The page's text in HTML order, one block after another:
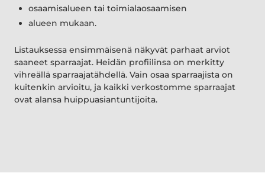
osaamisalueen tai toimialaosaamisen
alueen mukaan.
Listauksessa ensimmäisenä näkyvät parhaat arviot
saaneet sparraajat. Heidän profiilinsa on merkitty
vihreällä sparraajatähdellä. Vain osaa sparraajista on
kuitenkin arvioitu, ja kaikki verkostomme sparraajat
ovat alansa huippuasiantuntijoita.